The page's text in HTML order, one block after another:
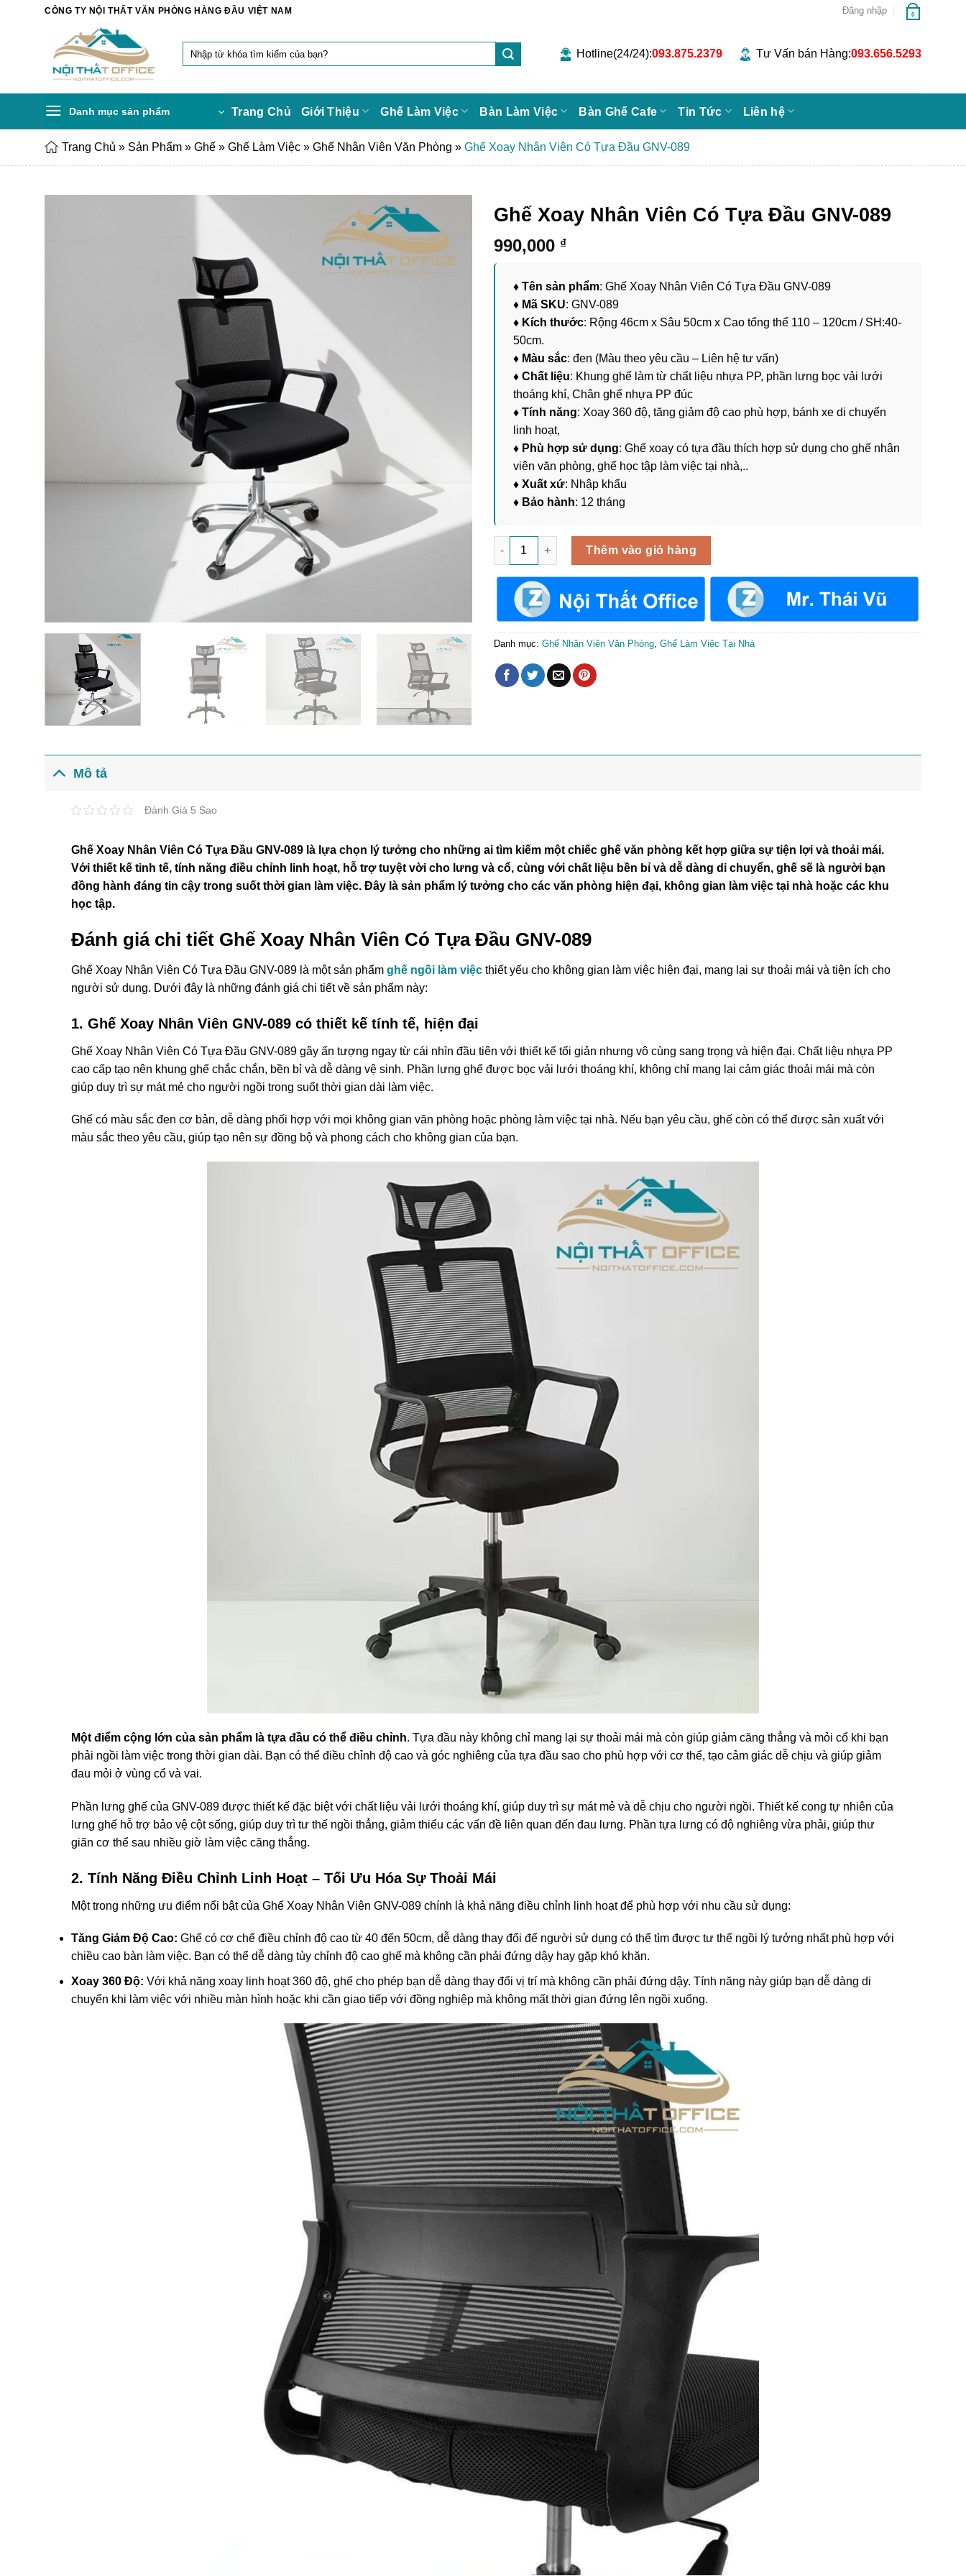
CÔNG TY NỘI THẤT VĂN PHÒNG HÀNG ĐẦU VIỆT NAM Đăng nhập 0
kiếm:
Hotline(24/24):093.875.2379 Tư Vấn bán Hàng:093.656.5293
Danh mục sản phẩm Trang Chủ Giới Thiệu Ghế Làm Việc Bàn Làm Việc Bàn Ghế Cafe Tin Tức Liên hệ
Trang Chủ » Sản Phẩm » Ghế » Ghế Làm Việc » Ghế Nhân Viên Văn Phòng » Ghế Xoay Nhân Viên Có Tựa Đầu GNV-089
Ghế Xoay Nhân Viên Có Tựa Đầu GNV-089
990,000 ₫
♦ Tên sản phẩm: Ghế Xoay Nhân Viên Có Tựa Đầu GNV-089
♦ Mã SKU: GNV-089
♦ Kích thước: Rộng 46cm x Sâu 50cm x Cao tổng thể 110 – 120cm / SH:40-
50cm.
♦ Màu sắc: đen (Màu theo yêu cầu – Liên hệ tư vấn)
♦ Chất liệu: Khung ghế làm từ chất liệu nhựa PP, phần lưng bọc vải lưới
thoáng khí, Chân ghế nhựa PP đúc
♦ Tính năng: Xoay 360 độ, tăng giảm độ cao phù hợp, bánh xe di chuyển
linh hoạt,
♦ Phù hợp sử dụng: Ghế xoay có tựa đầu thích hợp sử dụng cho ghế nhân
viên văn phòng, ghế học tập làm việc tại nhà,..
♦ Xuất xứ: Nhập khẩu
♦ Bảo hành: 12 tháng
Ghế Xoay Nhân Viên Có Tựa Đầu GNV-089 số lượng
Thêm vào giỏ hàng
Danh mục: Ghế Nhân Viên Văn Phòng Ghế Làm Việc Tại Nhà
Mô tả
Đánh Giá 5 Sao
Ghế Xoay Nhân Viên Có Tựa Đầu GNV-089 là lựa chọn lý tưởng cho những ai tìm kiếm một chiếc ghế văn phòng kết hợp giữa sự tiện lợi và thoải mái.
Với thiết kế tinh tế, tính năng điều chỉnh linh hoạt, hỗ trợ tuyệt vời cho lưng và cổ, cùng với chất liệu bền bỉ và dễ dàng di chuyển, ghế sẽ là người bạn
đồng hành đáng tin cậy trong suốt thời gian làm việc. Đây là sản phẩm lý tưởng cho các văn phòng hiện đại, không gian làm việc tại nhà hoặc các khu
học tập.
Đánh giá chi tiết Ghế Xoay Nhân Viên Có Tựa Đầu GNV-089
Ghế Xoay Nhân Viên Có Tựa Đầu GNV-089 là một sản phẩm ghế ngồi làm việcthiết yếu cho không gian làm việc hiện đại, mang lại sự thoải mái và tiện ích cho
người sử dụng. Dưới đây là những đánh giá chi tiết về sản phẩm này:
1. Ghế Xoay Nhân Viên GNV-089 có thiết kế tính tế, hiện đại
Ghế Xoay Nhân Viên Có Tựa Đầu GNV-089 gây ấn tượng ngay từ cái nhìn đầu tiên với thiết kế tối giản nhưng vô cùng sang trọng và hiện đại. Chất liệu nhựa PP
cao cấp tạo nên khung ghế chắc chắn, bền bỉ và dễ dàng vệ sinh. Phần lưng ghế được bọc vải lưới thoáng khí, không chỉ mang lại cảm giác thoải mái mà còn
giúp duy trì sự mát mẻ cho người ngồi trong suốt thời gian dài làm việc.
Ghế có màu sắc đen cơ bản, dễ dàng phối hợp với mọi không gian văn phòng hoặc phòng làm việc tại nhà. Nếu bạn yêu cầu, ghế còn có thể được sản xuất với
màu sắc theo yêu cầu, giúp tạo nên sự đồng bộ và phong cách cho không gian của bạn.
Một điểm cộng lớn của sản phẩm là tựa đầu có thể điều chỉnh. Tựa đầu này không chỉ mang lại sự thoải mái mà còn giúp giảm căng thẳng và mỏi cổ khi bạn
phải ngồi làm việc trong thời gian dài. Bạn có thể điều chỉnh độ cao và góc nghiêng của tựa đầu sao cho phù hợp với cơ thể, tạo cảm giác dễ chịu và giúp giảm
đau mỏi ở vùng cổ và vai.
Phần lưng ghế của GNV-089 được thiết kế đặc biệt với chất liệu vải lưới thoáng khí, giúp duy trì sự mát mẻ và dễ chịu cho người ngồi. Thiết kế cong tự nhiên của
lưng ghế hỗ trợ bảo vệ cột sống, giúp duy trì tư thế ngồi thẳng, giảm thiểu các vấn đề liên quan đến đau lưng. Phần tựa lưng có độ nghiêng vừa phải, giúp thư
giãn cơ thể sau nhiều giờ làm việc căng thẳng.
2. Tính Năng Điều Chỉnh Linh Hoạt – Tối Ưu Hóa Sự Thoải Mái
Một trong những ưu điểm nổi bật của Ghế Xoay Nhân Viên GNV-089 chính là khả năng điều chỉnh linh hoạt để phù hợp với nhu cầu sử dụng:
Tăng Giảm Độ Cao: Ghế có cơ chế điều chỉnh độ cao từ 40 đến 50cm, dễ dàng thay đổi để người sử dụng có thể tìm được tư thế ngồi lý tưởng nhất phù hợp với
chiều cao bàn làm việc. Bạn có thể dễ dàng tùy chỉnh độ cao ghế mà không cần phải đứng dậy hay gặp khó khăn.
Xoay 360 Độ: Với khả năng xoay linh hoạt 360 độ, ghế cho phép bạn dễ dàng thay đổi vị trí mà không cần phải đứng dậy. Tính năng này giúp bạn dễ dàng di
chuyển khi làm việc với nhiều màn hình hoặc khi cần giao tiếp với đồng nghiệp mà không mất thời gian đứng lên ngồi xuống.